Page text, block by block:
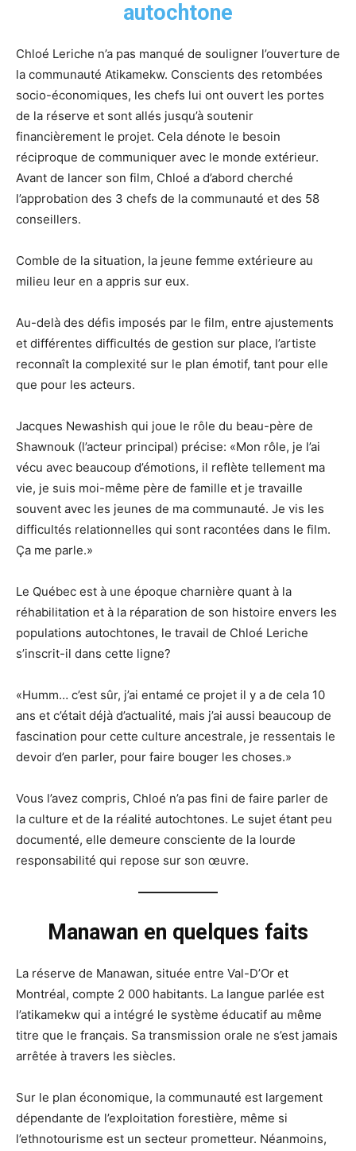
autochtone
Chloé Leriche n’a pas manqué de souligner l’ouverture de
la communauté Atikamekw. Conscients des retombées
socio-économiques, les chefs lui ont ouvert les portes
de la réserve et sont allés jusqu’à soutenir
financièrement le projet. Cela dénote le besoin
réciproque de communiquer avec le monde extérieur.
Avant de lancer son film, Chloé a d’abord cherché
l’approbation des 3 chefs de la communauté et des 58
conseillers.
Comble de la situation, la jeune femme extérieure au
milieu leur en a appris sur eux.
Au-delà des défis imposés par le film, entre ajustements
et différentes difficultés de gestion sur place, l’artiste
reconnaît la complexité sur le plan émotif, tant pour elle
que pour les acteurs.
Jacques Newashish qui joue le rôle du beau-père de
Shawnouk (l’acteur principal) précise: «Mon rôle, je l’ai
vécu avec beaucoup d’émotions, il reflète tellement ma
vie, je suis moi-même père de famille et je travaille
souvent avec les jeunes de ma communauté. Je vis les
difficultés relationnelles qui sont racontées dans le film.
Ça me parle.»
Le Québec est à une époque charnière quant à la
réhabilitation et à la réparation de son histoire envers les
populations autochtones, le travail de Chloé Leriche
s’inscrit-il dans cette ligne?
«Humm… c’est sûr, j’ai entamé ce projet il y a de cela 10
ans et c’était déjà d’actualité, mais j’ai aussi beaucoup de
fascination pour cette culture ancestrale, je ressentais le
devoir d’en parler, pour faire bouger les choses.»
Vous l’avez compris, Chloé n’a pas fini de faire parler de
la culture et de la réalité autochtones. Le sujet étant peu
documenté, elle demeure consciente de la lourde
responsabilité qui repose sur son œuvre.
Manawan en quelques faits
La réserve de Manawan, située entre Val-D’Or et
Montréal, compte 2 000 habitants. La langue parlée est
l’atikamekw qui a intégré le système éducatif au même
titre que le français. Sa transmission orale ne s’est jamais
arrêtée à travers les siècles.
Sur le plan économique, la communauté est largement
dépendante de l’exploitation forestière, même si
l’ethnotourisme est un secteur prometteur. Néanmoins,